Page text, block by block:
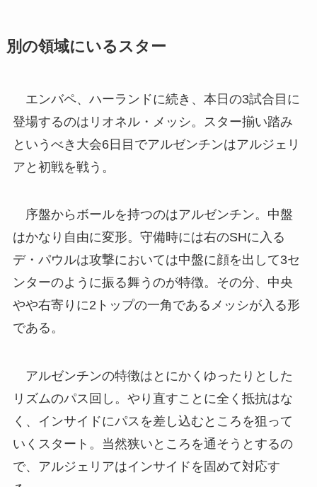
別の領域にいるスター
エンバペ、ハーランドに続き、本日の3試合目に
登場するのはリオネル・メッシ。スター揃い踏み
というべき大会6日目でアルゼンチンはアルジェリ
アと初戦を戦う。
序盤からボールを持つのはアルゼンチン。中盤
はかなり自由に変形。守備時には右のSHに入る
デ・パウルは攻撃においては中盤に顔を出して3セ
ンターのように振る舞うのが特徴。その分、中央
やや右寄りに2トップの一角であるメッシが入る形
である。
アルゼンチンの特徴はとにかくゆったりとした
リズムのパス回し。やり直すことに全く抵抗はな
く、インサイドにパスを差し込むところを狙って
いくスタート。当然狭いところを通そうとするの
で、アルジェリアはインサイドを固めて対応す